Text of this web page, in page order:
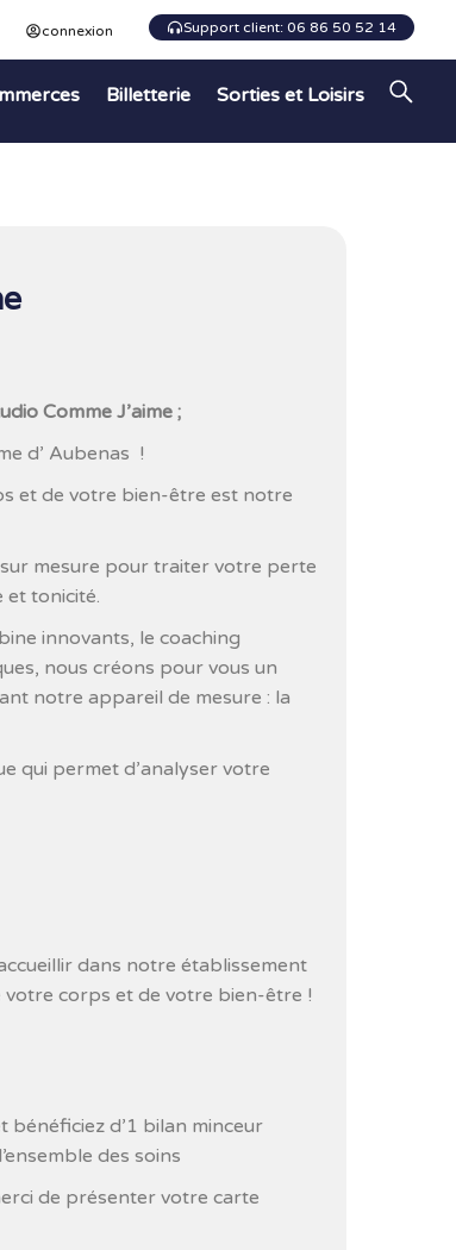
connexion Support client: 06 86 50 52 14
Billetterie Sorties et Loisirs
Comme J’aime ;
d’ Aubenas !
et de votre bien-être est notre
mesure pour traiter votre perte
et tonicité.
innovants, le coaching
nous créons pour vous un
notre appareil de mesure : la
qui permet d’analyser votre
dans notre établissement
corps et de votre bien-être !
bénéficiez d’1 bilan minceur
des soins
de présenter votre carte